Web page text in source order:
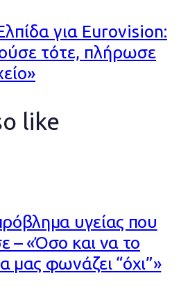
για Eurovision:
τότε, πλήρωσε
like
υγείας που
– «Όσο και να το
μας φωνάζει “όχι”»